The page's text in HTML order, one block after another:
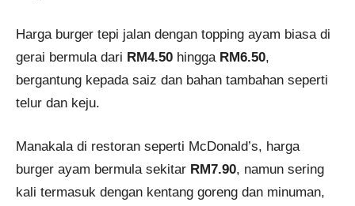
Harga burger tepi jalan dengan topping ayam biasa di
gerai bermula dari RM4.50 hingga RM6.50,
bergantung kepada saiz dan bahan tambahan seperti
telur dan keju.
Manakala di restoran seperti McDonald’s, harga
burger ayam bermula sekitar RM7.90, namun sering
kali termasuk dengan kentang goreng dan minuman,